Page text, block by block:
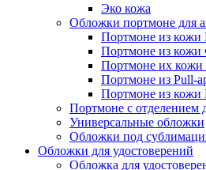
Эко кожа
Обложки портмоне для
Портмоне из кожи
Портмоне из кожи
Портмоне их кожи
Портмоне из Pull-
Портмоне из кожи
Портмоне с отделением
Универсальные обложки
Обложки под
Обложки для удостоверений
Обложка для